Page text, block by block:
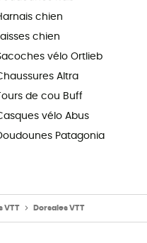
chien
chien
vélo Ortlieb
Altra
Tours de cou Buff
vélo Abus
Patagonia
VTT Dorsales VTT